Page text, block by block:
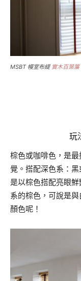
MSBT 幔室布緹 實木百葉簾
玩
棕色或咖啡色，是
覺。搭配深色系：
是以棕色搭配亮眼
系的棕色，可說是
顏色呢！